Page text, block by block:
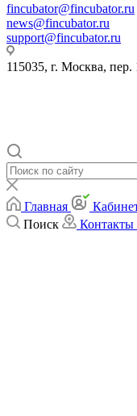
fincubator@fincubator.ru
news@fincubator.ru
support@fincubator.ru
115035, г. Москва,
Главная
Поиск
Контакты